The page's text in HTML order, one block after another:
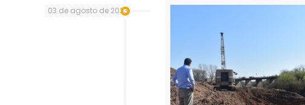
03 de agosto de 2023